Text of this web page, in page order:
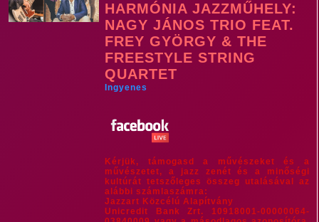
HARMÓNIA JAZZMŰHELY:
NAGY JÁNOS TRIO FEAT.
FREY GYÖRGY & THE
FREESTYLE STRING
QUARTET
Ingyenes
Kérjük, támogasd a művészeket és a
művészetet, a jazz zenét és a minőségi
kultúrát tetszőleges összeg utalásával az
alábbi számlaszámra:
Jazzart Közcélú Alapítvány
Unicredit Bank Zrt. 10918001-00000064-